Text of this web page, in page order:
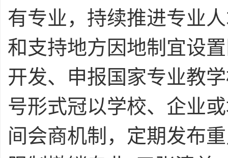
有专业，持续推进专业
和支持地方因地制宜设
开发、申报国家专业教
号形式冠以学校、企业
间会商机制，定期发布